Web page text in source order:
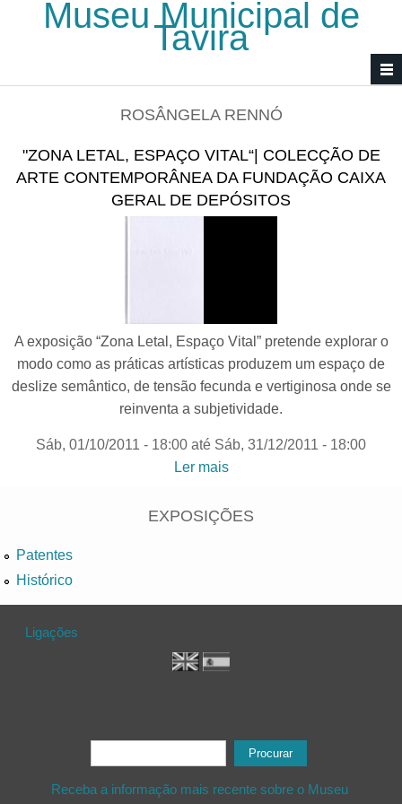
Passar para o conteúdo principal
Museu Municipal de
Tavira
ROSÂNGELA RENNÓ
"ZONA LETAL, ESPAÇO VITAL“| COLECÇÃO DE
ARTE CONTEMPORÂNEA DA FUNDAÇÃO CAIXA
GERAL DE DEPÓSITOS
A exposição “Zona Letal, Espaço Vital” pretende explorar o
modo como as práticas artísticas produzem um espaço de
deslize semântico, de tensão fecunda e vertiginosa onde se
reinventa a subjetividade.
Sáb, 01/10/2011 - 18:00 até Sáb, 31/12/2011 - 18:00
Ler mais
arte contemporânea da
EXPOSIÇÕES
Patentes
Histórico
Ligações
Formulário de procura
Receba a informação mais recente sobre o Museu